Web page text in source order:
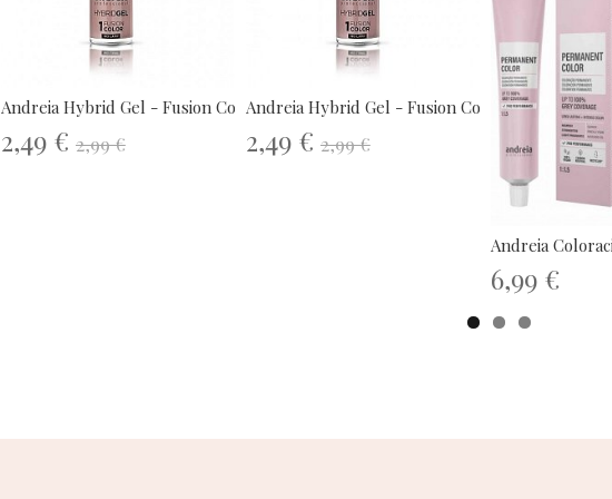
Andreia Hybrid Gel - Fusion Color H9
2,49 € 2,99 €
Andreia Hybrid Gel - Fusion Color H12
2,49 € 2,99 €
Andreia
6,99 €